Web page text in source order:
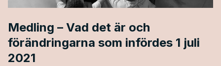
Medling – Vad det är och
förändringarna som infördes 1 juli
2021